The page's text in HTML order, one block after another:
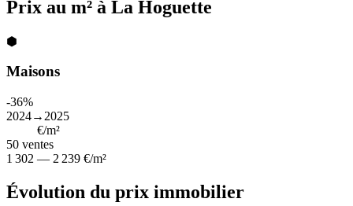
Prix au m² à La Hoguette
⬢
Maisons
-36%
2024→2025
€/m²
50 ventes
1 302 — 2 239 €/m²
Évolution du prix immobilier